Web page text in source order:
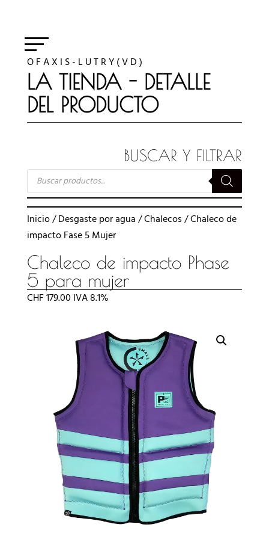
O F A X I S - L U T R Y ( V D )
LA TIENDA - DETALLE
DEL PRODUCTO
BUSCAR Y FILTRAR
BÚSQUEDA
PRODUCTOS
Inicio/Desgaste por agua /Chalecos / Chaleco de
impacto Fase 5 Mujer
Chaleco de impacto Phase
5 para mujer
CHF179.00 IVA 8.1%